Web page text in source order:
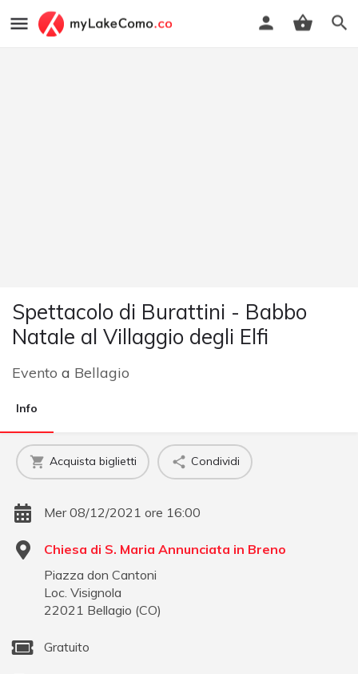
Spettacolo di Burattini - Babbo
Natale al Villaggio degli Elfi
Evento a Bellagio
Info
Acquista biglietti Condividi
Mer 08/12/2021 ore 16:00
Chiesa di S. Maria Annunciata in Breno
Piazza don Cantoni
Loc. Visignola
22021 Bellagio (CO)
Gratuito